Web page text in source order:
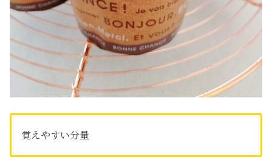
覚えやすい分量